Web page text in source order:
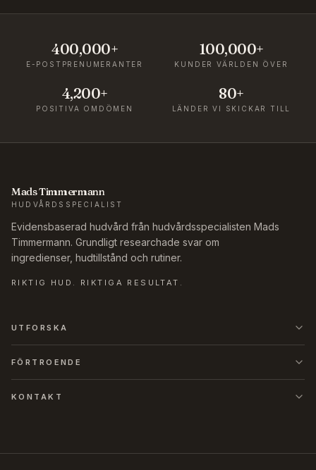
400,000+
E-POSTPRENUMERANTER
100,000+
KUNDER VÄRLDEN ÖVER
4,200+
POSITIVA OMDÖMEN
80+
LÄNDER VI SKICKAR TILL
Mads Timmermann
HUDVÅRDSSPECIALIST
Evidensbaserad hudvård från hudvårdsspecialisten Mads
Timmermann. Grundligt researchade svar om
ingredienser, hudtillstånd och rutiner.
RIKTIG HUD. RIKTIGA RESULTAT.
UTFORSKA
FÖRTROENDE
KONTAKT